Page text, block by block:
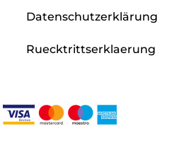
Datenschutzerklärung
Ruecktrittserklaerung